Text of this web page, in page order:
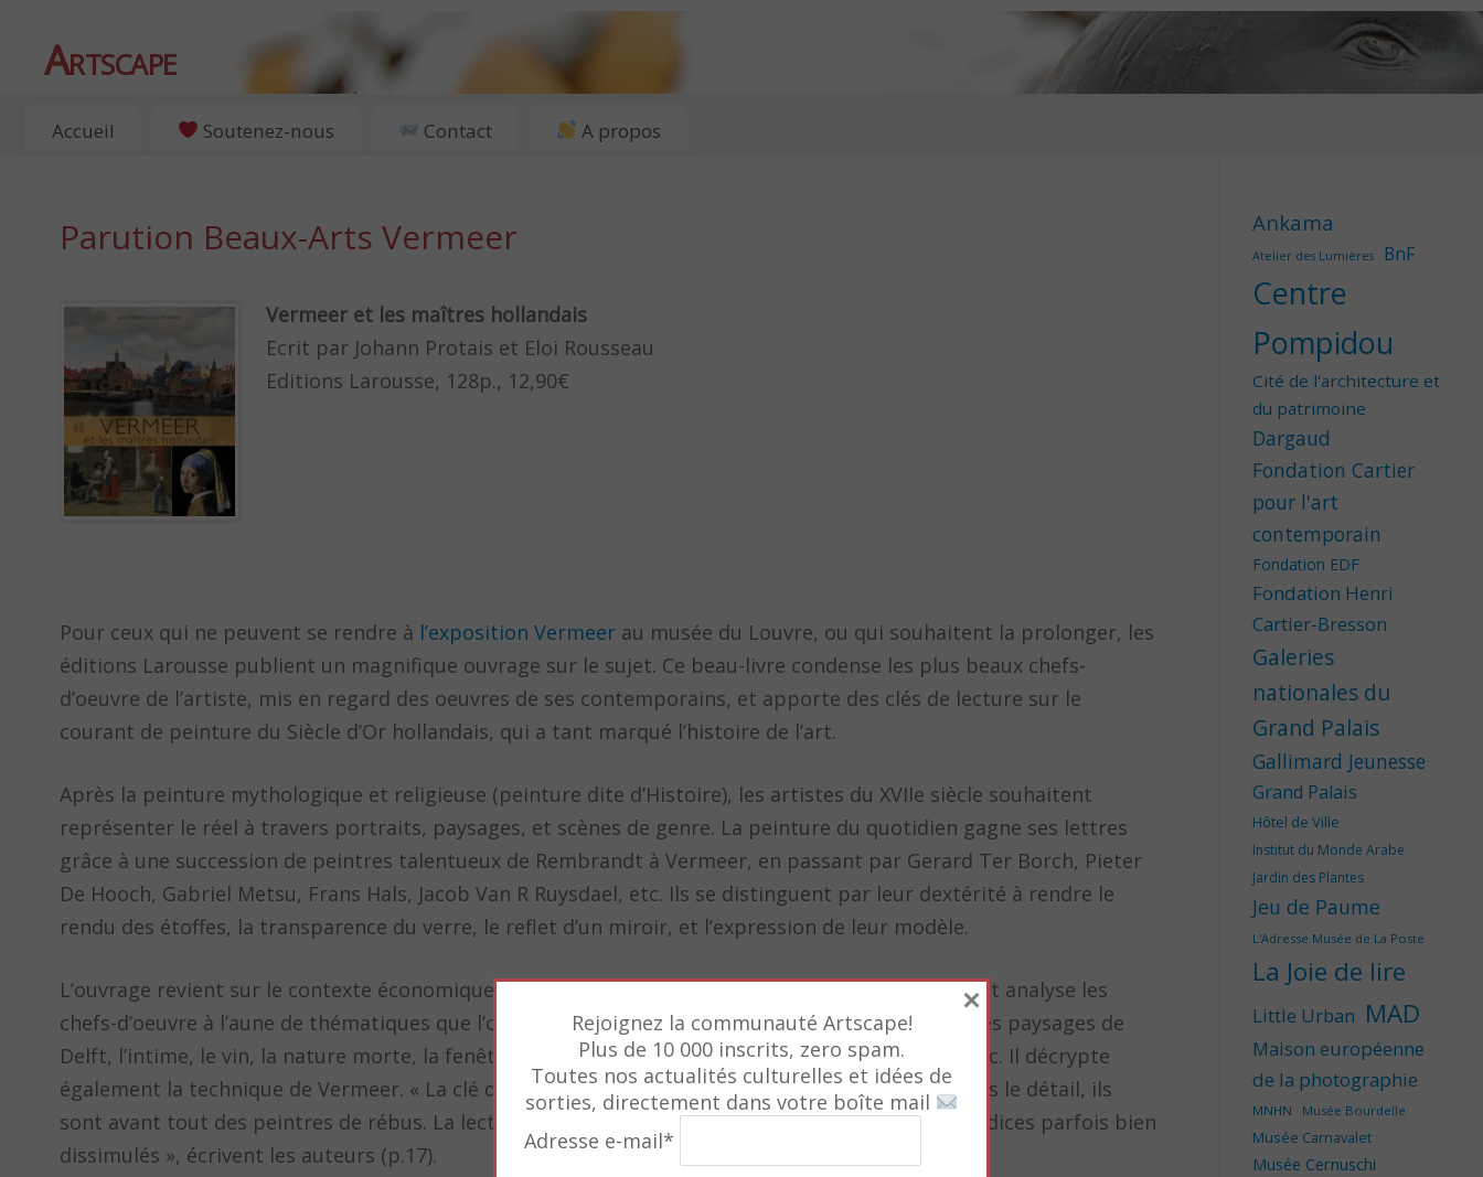
Artscape
EXPOSITIONS, ART ET CULTURE À PARIS
Accueil Soutenez-nous Contact A propos
Parution Beaux-Arts Vermeer
Vermeer et les maîtres hollandais
Ecrit par Johann Protais et Eloi Rousseau
Editions Larousse, 128p., 12,90€
Pour ceux qui ne peuvent se rendre à l’exposition Vermeer au musée du Louvre, ou qui souhaitent la prolonger, les
éditions Larousse publient un magnifique ouvrage sur le sujet. Ce beau-livre condense les plus beaux chefs-
d’oeuvre de l’artiste, mis en regard des oeuvres de ses contemporains, et apporte des clés de lecture sur le
courant de peinture du Siècle d’Or hollandais, qui a tant marqué l’histoire de l’art.
Après la peinture mythologique et religieuse (peinture dite d’Histoire), les artistes du XVIIe siècle souhaitent
représenter le réel à travers portraits, paysages, et scènes de genre. La peinture du quotidien gagne ses lettres
grâce à une succession de peintres talentueux de Rembrandt à Vermeer, en passant par Gerard Ter Borch, Pieter
De Hooch, Gabriel Metsu, Frans Hals, Jacob Van R Ruysdael, etc. Ils se distinguent par leur dextérité à rendre le
rendu des étoffes, la transparence du verre, le reflet d’un miroir, et l’expression de leur modèle.
L’ouvrage revient sur le contexte économique et politique qui a permis l’essor de cette peinture et analyse les
chefs-d’oeuvre à l’aune de thématiques que l’on retrouve de manière récurrente dans les toiles : les paysages de
Delft, l’intime, le vin, la nature morte, la fenêtre, la lettre, la musique, le jaune et bleu, la perle, etc. Il décrypte
également la technique de Vermeer. « La clé du tableau chez les artistes du Nord est souvent dans le détail, ils
sont avant tout des peintres de rébus. La lecture de leurs oeuvres invite souvent à une quête d’indices parfois bien
dissimulés », écrivent les auteurs (p.17).
Ankama
Atelier des Lumières BnF
Centre
Pompidou
Cité de l'architecture et
du patrimoine
Dargaud
Fondation Cartier
pour l'art
contemporain
Fondation EDF
Fondation Henri
Cartier-Bresson
Galeries
nationales du
Grand Palais
Gallimard Jeunesse
Grand Palais
Hôtel de Ville
Institut du Monde Arabe
Jardin des Plantes
Jeu de Paume
L'Adresse Musée de La Poste
La Joie de lire
Little Urban MAD
Maison européenne
de la photographie
MNHN Musée Bourdelle
Musée Carnavalet
Musée Cernuschi
Rejoignez la communauté Artscape!
Plus de 10 000 inscrits, zero spam.
Toutes nos actualités culturelles et idées de
sorties, directement dans votre boîte mail
Adresse e-mail*
×